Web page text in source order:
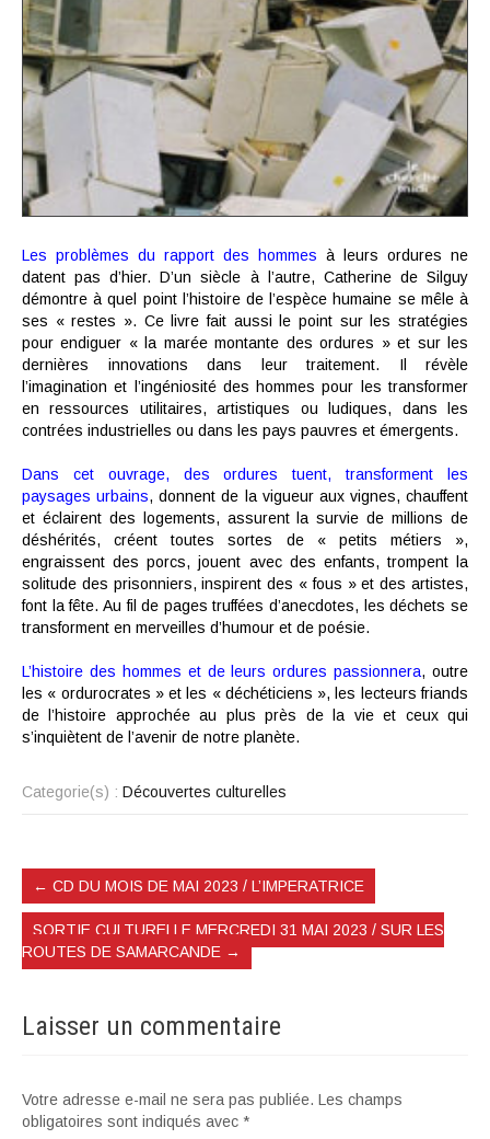
Les problèmes du rapport des hommes à leurs ordures ne
datent pas d’hier. D’un siècle à l’autre, Catherine de Silguy
démontre à quel point l’histoire de l’espèce humaine se mêle à
ses « restes ». Ce livre fait aussi le point sur les stratégies
pour endiguer « la marée montante des ordures » et sur les
dernières innovations dans leur traitement. Il révèle
l’imagination et l’ingéniosité des hommes pour les transformer
en ressources utilitaires, artistiques ou ludiques, dans les
contrées industrielles ou dans les pays pauvres et émergents.
Dans cet ouvrage, des ordures tuent, transforment les
paysages urbains, donnent de la vigueur aux vignes, chauffent
et éclairent des logements, assurent la survie de millions de
déshérités, créent toutes sortes de « petits métiers »,
engraissent des porcs, jouent avec des enfants, trompent la
solitude des prisonniers, inspirent des « fous » et des artistes,
font la fête. Au fil de pages truffées d’anecdotes, les déchets se
transforment en merveilles d’humour et de poésie.
L’histoire des hommes et de leurs ordures passionnera, outre
les « ordurocrates » et les « déchéticiens », les lecteurs friands
de l’histoire approchée au plus près de la vie et ceux qui
s’inquiètent de l’avenir de notre planète.
Categorie(s) : Découvertes culturelles
← CD DU MOIS DE MAI 2023 / L’IMPERATRICE
SORTIE CULTURELLE MERCREDI 31 MAI 2023 / SUR LES
ROUTES DE SAMARCANDE →
Laisser un commentaire
Votre adresse e-mail ne sera pas publiée. Les champs
obligatoires sont indiqués avec *